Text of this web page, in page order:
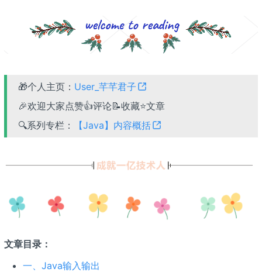
🎁个人主页： User_芊芊君子
🎉欢迎大家点赞👍评论📝收藏⭐文章
🔍系列专栏：
【Java】内容概括
文章目录：
一、Java输入输出